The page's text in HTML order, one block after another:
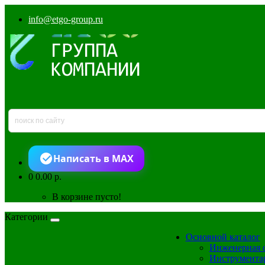
info@etgo-group.ru
Написать в MAX
00.00 р.
В корзине пусто!
Категории
Основной каталог
Инженерная